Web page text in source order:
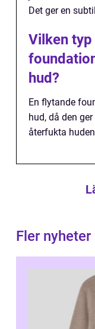
Det ger en
Vilken
hud?
En flytande
hud, då den
återfukta
Fler nyheter